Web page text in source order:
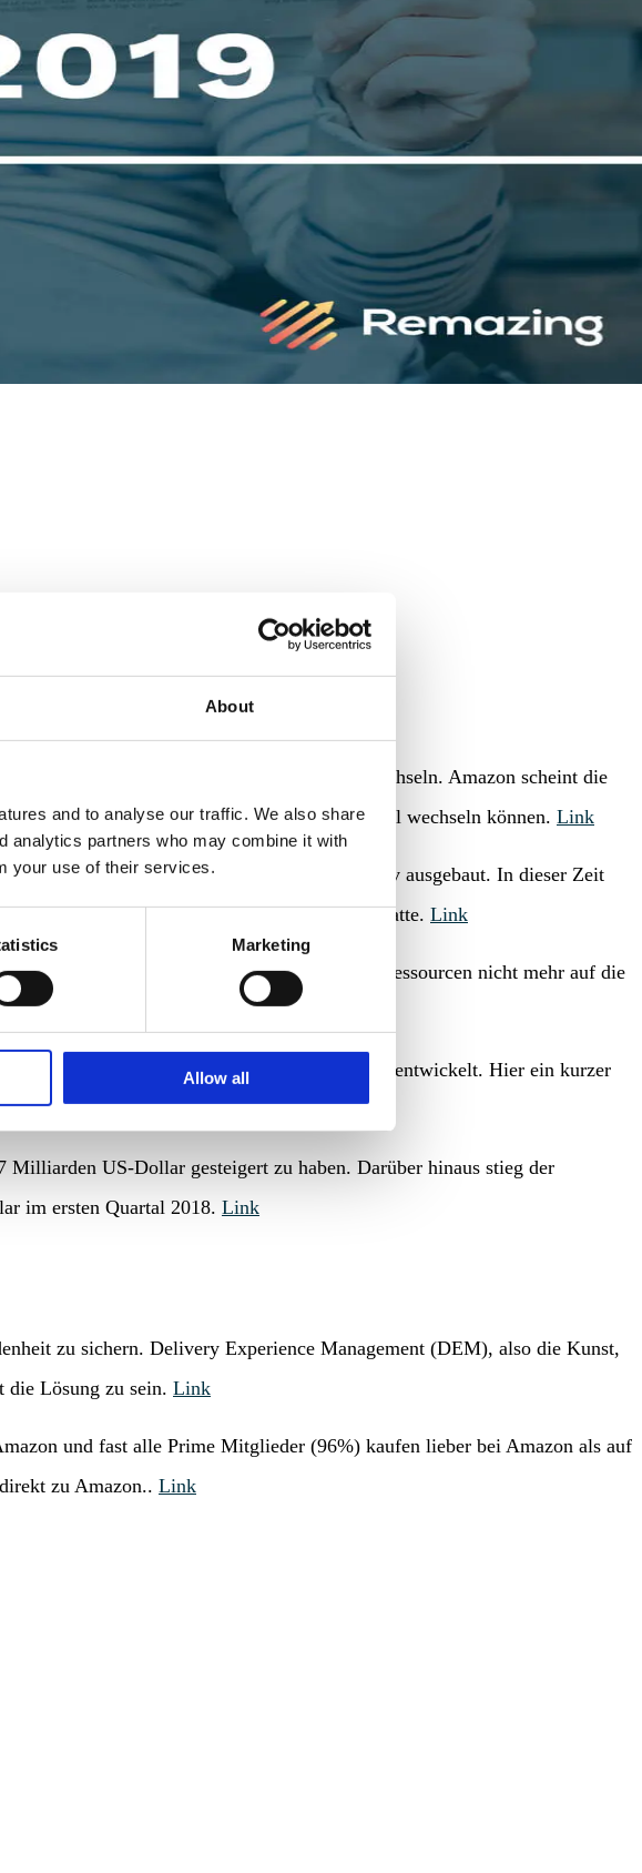
About
and to analyse our traffic. We also share
analytics partners who may combine it with
your use of their services.
Marketing
Allow all
mussten ins Amazon Seller Central wechseln. Amazon scheint die
Infos dazu, wie Lieferanten zu Seller Central wechseln können. Link
und 2018 wurden die eigenen Marken massiv ausgebaut. In dieser Zeit
so groß, war wie Amazon es sich erhofft hatte. Link
lenkt der E-Commerce-Riese seine Ressourcen nicht mehr auf die
neben Google und Facebook entwickelt. Hier ein kurzer
2017 mit Fakten und Zahlen.Link
US-Dollar gesteigert zu haben. Darüber hinaus stieg der
im ersten Quartal 2018. Link
zu sichern. Delivery Experience Management (DEM), also die Kunst,
die Lösung zu sein. Link
und fast alle Prime Mitglieder (96%) kaufen lieber bei Amazon als auf
zu Amazon.. Link